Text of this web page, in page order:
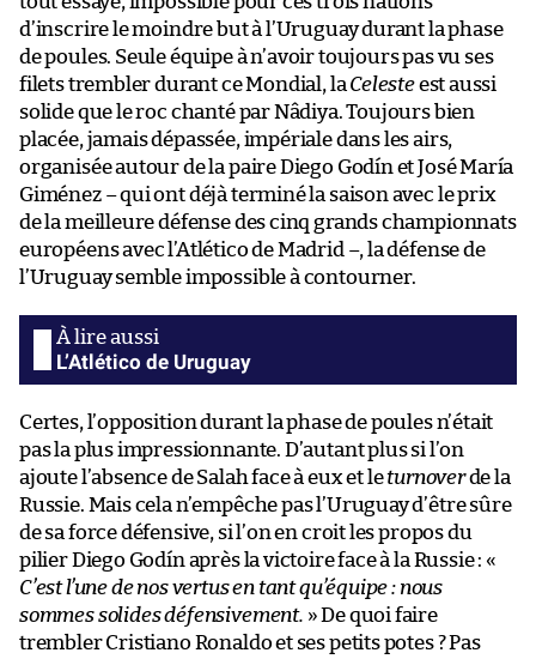
d’inscrire le moindre but à l’Uruguay durant la phase
de poules. Seule équipe à n’avoir toujours pas vu ses
filets trembler durant ce Mondial, laCelesteest aussi
solide que le roc chanté par Nâdiya. Toujours bien
placée, jamais dépassée, impériale dans les airs,
organisée autour de la paire Diego Godín et José María
Giménez – qui ont déjà terminé la saison avec le prix
de la meilleure défense des cinq grands championnats
européens avec l’Atlético de Madrid –, la défense de
l’Uruguay semble impossible à contourner.
L’Atlético de Uruguay
Certes, l’opposition durant la phase de poules n’était
pas la plus impressionnante. D’autant plus si l’on
ajoute l’absence de Salah face à eux et leturnoverde la
Russie. Mais cela n’empêche pas l’Uruguay d’être sûre
de sa force défensive, si l’on en croit les propos du
pilier Diego Godín après la victoire face à la Russie : «
C’est l’une de nos vertus en tant qu’équipe : nous
sommes solides défensivement. » De quoi faire
trembler Cristiano Ronaldo et ses petits potes ? Pas